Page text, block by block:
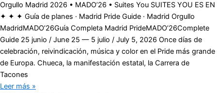
Orgullo Madrid 2026 • MADO’26 • Suites You SUITES YOU ES EN
✦ ✦ ✦ Guía de planes · Madrid Pride Guide · Madrid Orgullo
MadridMADO’26Guía Completa Madrid PrideMADO’26Complete
Guide 25 junio / June 25 — 5 julio / July 5, 2026 Once días de
celebración, reivindicación, música y color en el Pride más grande
de Europa. Chueca, la manifestación estatal, la Carrera de
Tacones
Leer más »